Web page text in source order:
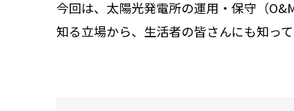
今回は、太陽光発電所の運用・保守（
知る立場から、生活者の皆さんにも知っ